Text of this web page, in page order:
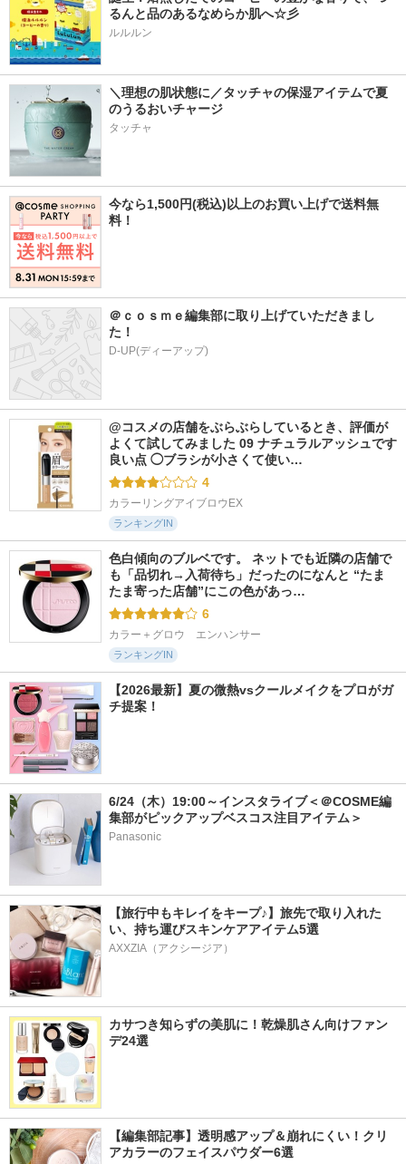
るんと品のあるなめらか肌へ☆彡
ルルルン
＼理想の肌状態に／タッチャの保湿アイテムで夏
のうるおいチャージ
タッチャ
今なら1,500円(税込)以上のお買い上げで送料無
料！
＠ｃｏｓｍｅ編集部に取り上げていただきまし
た！
D-UP(ディーアップ)
@コスメの店舗をぶらぶらしているとき、評価が
よくて試してみました 09 ナチュラルアッシュです
良い点 ◯ブラシが小さくて使い…
4
カラーリングアイブロウEX
ランキングIN
色白傾向のブルベです。 ネットでも近隣の店舗で
も「品切れ→入荷待ち」だったのになんと “たま
たま寄った店舗”にこの色があっ…
6
カラー＋グロウ　エンハンサー
ランキングIN
【2026最新】夏の微熱vsクールメイクをプロがガ
チ提案！
6/24（木）19:00～インスタライブ＜＠COSME編
集部がピックアップベスコス注目アイテム＞
Panasonic
【旅行中もキレイをキープ♪】旅先で取り入れた
い、持ち運びスキンケアアイテム5選
AXXZIA（アクシージア）
カサつき知らずの美肌に！乾燥肌さん向けファン
デ24選
【編集部記事】透明感アップ＆崩れにくい！クリ
アカラーのフェイスパウダー6選